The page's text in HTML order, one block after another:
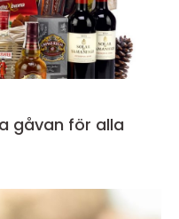
gåvan för alla